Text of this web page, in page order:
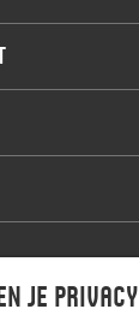
je privacy